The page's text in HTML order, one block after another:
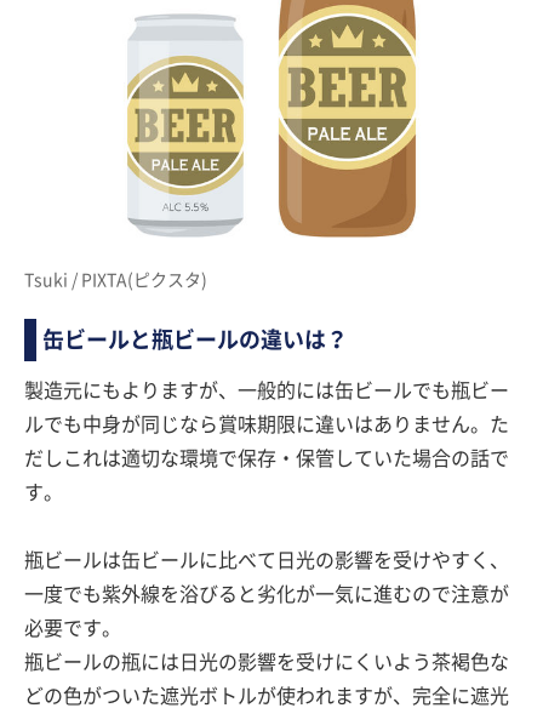
Tsuki / PIXTA(ピクスタ)
缶ビールと瓶ビールの違いは？
製造元にもよりますが、一般的には缶ビールでも瓶ビー
ルでも中身が同じなら賞味期限に違いはありません。た
だしこれは適切な環境で保存・保管していた場合の話で
す。
瓶ビールは缶ビールに比べて日光の影響を受けやすく、
一度でも紫外線を浴びると劣化が一気に進むので注意が
必要です。
瓶ビールの瓶には日光の影響を受けにくいよう茶褐色な
どの色がついた遮光ボトルが使われますが、完全に遮光